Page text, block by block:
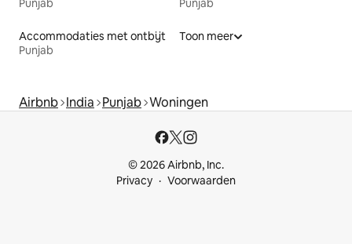
Punjab
Punjab
Accommodaties met ontbijt
Punjab
Toon meer
Airbnb India Punjab Woningen
© 2026 Airbnb, Inc.
Privacy
Voorwaarden